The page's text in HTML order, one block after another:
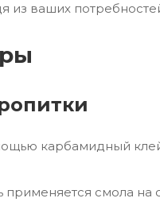
из ваших
карбамидный
смола